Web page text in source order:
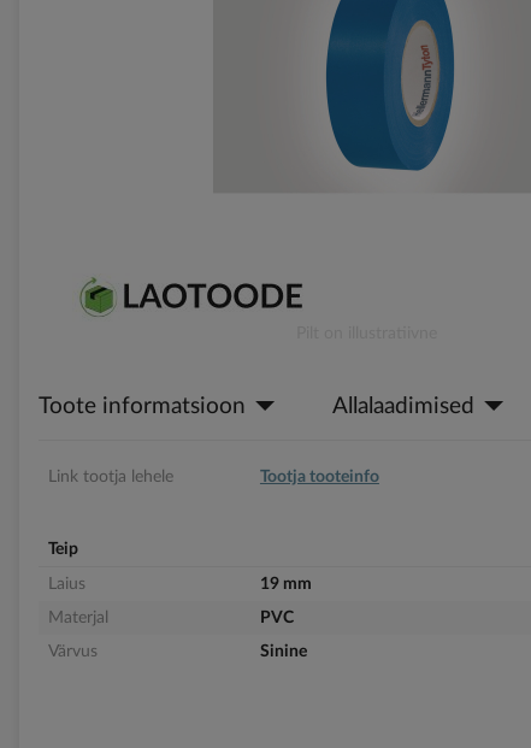
beginning
images
Toote informatsioon Allalaadimised
Link tootja lehele Tootja tooteinfo
Teip
Laius
19 mm
Materjal
PVC
Värvus
Sinine